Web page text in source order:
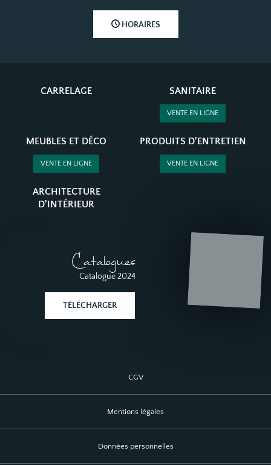
HORAIRES
CARRELAGE SANITAIRE
VENTE EN LIGNE
MEUBLES ET DÉCO
VENTE EN LIGNE
PRODUITS D'ENTRETIEN
VENTE EN LIGNE
ARCHITECTURE
D'INTÉRIEUR
Catalogues
Catalogue 2024
TÉLÉCHARGER
CGV
Mentions légales
Données personnelles